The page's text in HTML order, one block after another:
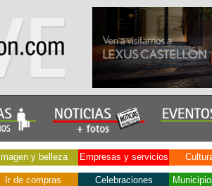
Imagen y belleza Empresas y servicios
Ir de compras Celebraciones